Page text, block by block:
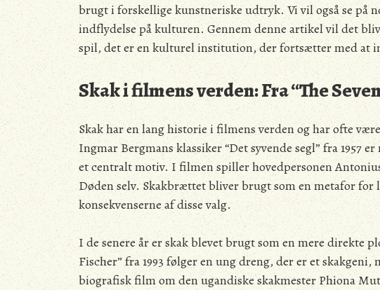
brugt i forskellige kunstneriske udtryk. Vi vil også se på
indflydelse på kulturen. Gennem denne artikel vil det
spil, det er en kulturel institution, der fortsætter med at
Skak i filmens verden: Fra “The
Skak har en lang historie i filmens verden og har ofte
Ingmar Bergmans klassiker “Det syvende segl” fra 1957
et centralt motiv. I filmen spiller hovedpersonen
Døden selv. Skakbrættet bliver brugt som en metafor
konsekvenserne af disse valg.
I de senere år er skak blevet brugt som en mere direkte
Fischer” fra 1993 følger en ung dreng, der er et skakgeni,
biografisk film om den ugandiske skakmester Phiona